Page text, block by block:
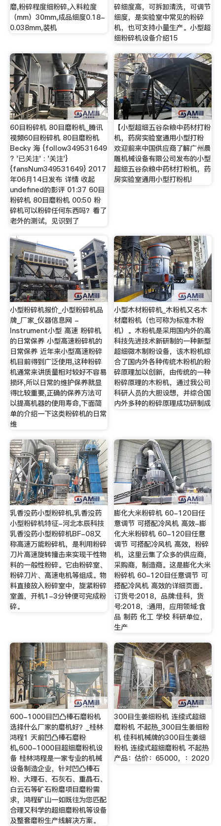
磨,粉碎程度细粉碎,入料粒度
（mm）30mm,成品细度0.18-
0.038mm,装机
碎细度高，可拆卸清洗，可调节
细度，是实验室中常见的粉碎
机，也可支持小量生产。小型超
细粉碎机设备介绍15
60目粉碎机 80目磨粉机_腾讯
视频60目粉碎机 80目磨粉机
Becky 海 {follow349531649
? '已关注' : '关注'}
{fansNum349531649} 2017
年06月14日发布 详情 收起
undefined的影评 01:37 60目
粉碎机 80目磨粉机 00:50 粉
碎机可以粉碎任何东西吗？看了
老外的测试，见识到了
【小型超细五谷杂粮中药材打粉
机，药房实验室通用小型打粉
欢迎前来中国供应商了解广州晨
雕机械设备有限公司发布的小型
超细五谷杂粮中药材打粉机，药
房实验室通用小型打粉机!
小型粉碎机报价_小型粉碎机品
牌_厂家_仪器信息网 -
Instrument小型 高速 粉碎机
的日常保养 小型高速粉碎机的
日常保养 近年来小型高速粉碎
机目前得到广泛使用,这种粉碎
机通常来讲质量相对较好不容易
损坏,所以日常的维护保养就显
得比较重要,正确的保养方法可
以提高机器的使用寿命,下面简
单的介绍一下这类粉碎机的日常
维
小型木材粉碎机_木粉机又名木
材磨粉机（也可称为标准木粉
机）。木粉机是采用国内外的高
科技先进技术新研制的一种新型
超细微木制粉设备，该木粉机综
合了国内外各种传统木粉机的粉
碎原理加以创新，由传统的一种
粉碎原理的木粉机，通过我公司
科研人员的大胆设想，并综合国
内外多种的粉碎原理成功研制成
乳香没药小型粉碎机,乳香没药
小型粉碎机特征-河北本辰科技
乳香没药小型粉碎机BF-08又
称高速万能粉碎机，是利用粉碎
刀片高速旋转撞击来实现干性物
料的一般性粉碎。它由粉碎室、
粉碎刀片、高速电机等组成。物
料直接放入粉碎室中，旋紧粉碎
室盖，开机1-3分钟便可完成粉
碎。
膨化大米粉碎机 60-120目任
意调节 可搭配冷风机 高效-膨
化大米粉碎机 60-120目任意
调节 可搭配冷风机 高效，粉碎
机，这里云集了众多的供应商，
采购商，制造商。这是膨化大米
粉碎机 60-120目任意调节 可
搭配冷风机 高效的详细页面。
订货号:2018，品牌:佳科，货
号:2018，:通用，应用领域:食
品 制药 化工 学校 科研单位，
生产
600-1000目凹凸棒石磨粉机
选择什么厂家的磨机好？_桂林
鸿程1 天前凹凸棒石磨粉
机,600-1000目超细磨粉机设
备 桂林鸿程是一家专业的机械
设备制造企业，针对凹凸棒石
粉、大理石、石灰石、重晶石、
白云石等矿石粉磨项目磨粉需
求，鸿程矿山一如既往为您匹配
合理又科学的超细磨粉机等设备
及整套磨粉生产线解决方案。
300目生姜细粉机 连续式超细
磨粉机 不起热_300目生姜细粉
机 佳科机械牌的300目生姜细
粉机 连续式超细磨粉机 不起热
产品：估价：65000，：2020